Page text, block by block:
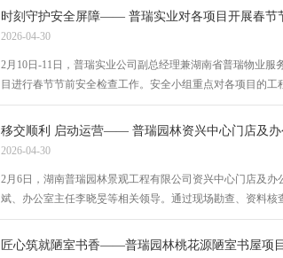
时刻守护安全屏障—— 普瑞实业对各项目开展春节
2026-04-30
2月10日-11日，普瑞实业公司副总经理兼湖南省普瑞物业
目进行春节节前安全检查工作。安全小组重点对各项目的工
移交顺利 启动运营—— 普瑞园林资兴中心门店及办
2026-04-30
2月6日，湖南普瑞园林景观工程有限公司资兴中心门店及
斌、办公室主任李晓旻等相关领导。通过现场勘查、资料核
匠心筑就陋室书香——普瑞园林桃花源陋室书屋项